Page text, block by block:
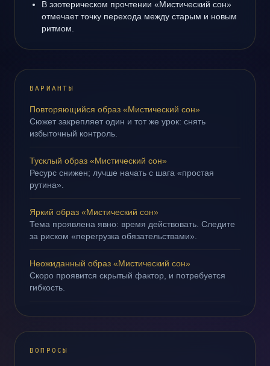
В эзотерическом прочтении «Мистический сон»
отмечает точку перехода между старым и новым
ритмом.
ВАРИАНТЫ
Повторяющийся образ «Мистический сон»
Сюжет закрепляет один и тот же урок: снять
избыточный контроль.
Тусклый образ «Мистический сон»
Ресурс снижен; лучше начать с шага «простая
рутина».
Яркий образ «Мистический сон»
Тема проявлена явно: время действовать. Следите
за риском «перегрузка обязательствами».
Неожиданный образ «Мистический сон»
Скоро проявится скрытый фактор, и потребуется
гибкость.
ВОПРОСЫ